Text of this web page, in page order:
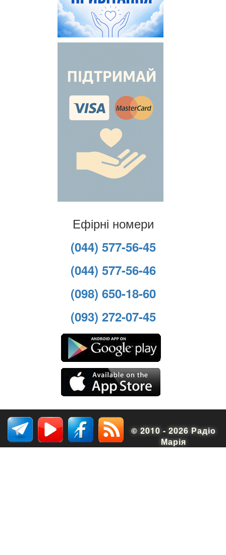
Ефірні номери
(044) 577-56-45
(044) 577-56-46
(098) 650-18-60
(093) 272-07-45
© 2010 - 2026 Радіо
Марія